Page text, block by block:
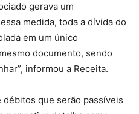
gerava um
medida, toda a dívida do
em um único
documento, sendo
informou a Receita.
que serão passíveis